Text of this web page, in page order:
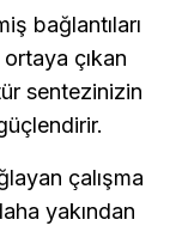
bağlantıları
çıkan
sentezinizin
çalışma
yakından